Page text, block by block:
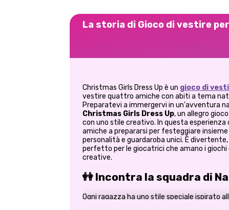
La storia di Gioco di vestire
Christmas Girls Dress Up è un gioco di
vestire quattro amiche con abiti a tema
Preparatevi a immergervi in un'avventura
Christmas Girls Dress Up, un allegro
con uno stile creativo. In questa
amiche a prepararsi per festeggiare
personalità e guardaroba unici. È
perfetto per le giocatrici che amano i giochi
creative.
👭 Incontra la squadra di
Ogni ragazza ha uno stile speciale ispirato